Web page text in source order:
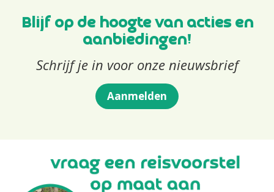
Blijf op de hoogte van acties en
aanbiedingen!
Schrijf je in voor onze nieuwsbrief
Aanmelden